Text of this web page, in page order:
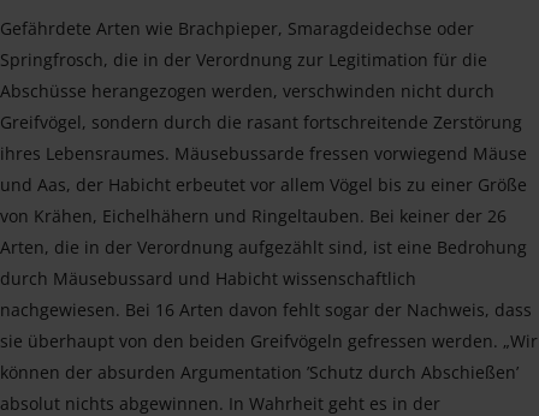
Gefährdete Arten wie Brachpieper, Smaragdeidechse oder
Springfrosch, die in der Verordnung zur Legitimation für die
Abschüsse herangezogen werden, verschwinden nicht durch
Greifvögel, sondern durch die rasant fortschreitende Zerstörung
ihres Lebensraumes. Mäusebussarde fressen vorwiegend Mäuse
und Aas, der Habicht erbeutet vor allem Vögel bis zu einer Größe
von Krähen, Eichelhähern und Ringeltauben. Bei keiner der 26
Arten, die in der Verordnung aufgezählt sind, ist eine Bedrohung
durch Mäusebussard und Habicht wissenschaftlich
nachgewiesen. Bei 16 Arten davon fehlt sogar der Nachweis, dass
sie überhaupt von den beiden Greifvögeln gefressen werden. „Wir
können der absurden Argumentation ’Schutz durch Abschießen’
absolut nichts abgewinnen. In Wahrheit geht es in der